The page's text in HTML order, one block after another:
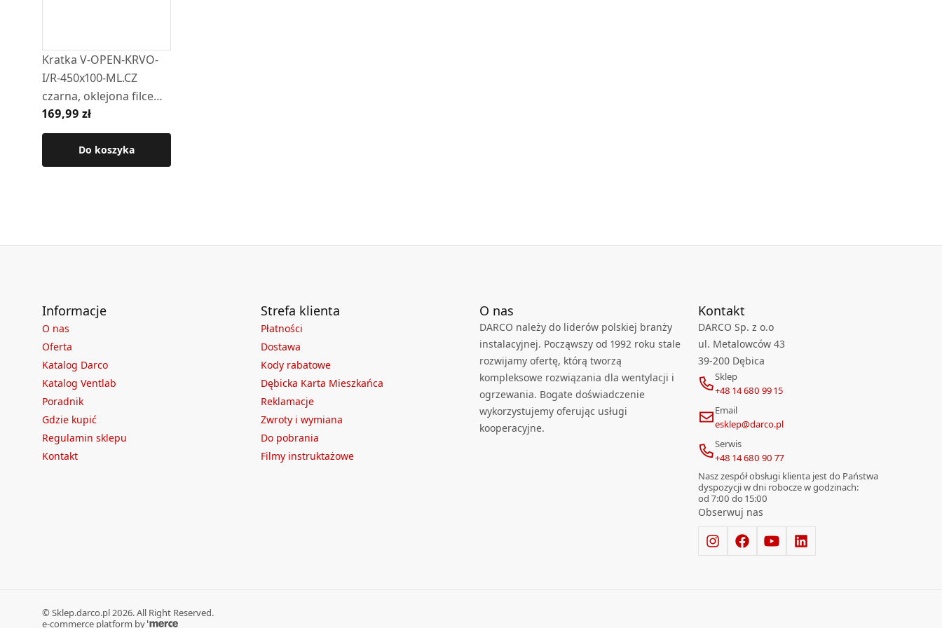
Kratka V-OPEN-KRVO-
I/R-450x100-ML.CZ
czarna, oklejona filcem
z ramką OC
169,99 zł
Do koszyka
Informacje
O nas
Oferta
Katalog Darco
Katalog Ventlab
Poradnik
Gdzie kupić
Regulamin sklepu
Kontakt
Strefa klienta
Płatności
Dostawa
Kody rabatowe
Dębicka Karta Mieszkańca
Reklamacje
Zwroty i wymiana
Do pobrania
Filmy instruktażowe
O nas
DARCO należy do liderów polskiej branży
instalacyjnej. Począwszy od 1992 roku stale
rozwijamy ofertę, którą tworzą
kompleksowe rozwiązania dla wentylacji i
ogrzewania. Bogate doświadczenie
wykorzystujemy oferując usługi
kooperacyjne.
Kontakt
DARCO Sp. z o.o
ul. Metalowców 43
39-200 Dębica
Sklep
+48 14 680 99 15
Email
esklep@darco.pl
Serwis
+48 14 680 90 77
Nasz zespół obsługi klienta jest do Państwa
dyspozycji w dni robocze w godzinach:
od 7:00 do 15:00
Obserwuj nas
© Sklep.darco.pl 2026. All Right Reserved.
e-commerce platform by